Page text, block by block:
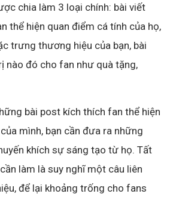
chia làm 3 loại chính: bài viết
thể hiện quan điểm cá tính của họ,
trưng thương hiệu của bạn, bài
nào đó cho fan như quà tặng,
bài post kích thích fan thể hiện
mình, bạn cần đưa ra những
khích sự sáng tạo từ họ. Tất
làm là suy nghĩ một câu liên
để lại khoảng trống cho fans